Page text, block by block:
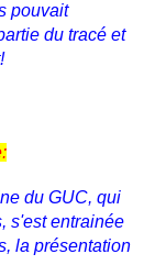
pouvait
du tracé et
du GUC, qui
s'est entrainée
la présentation